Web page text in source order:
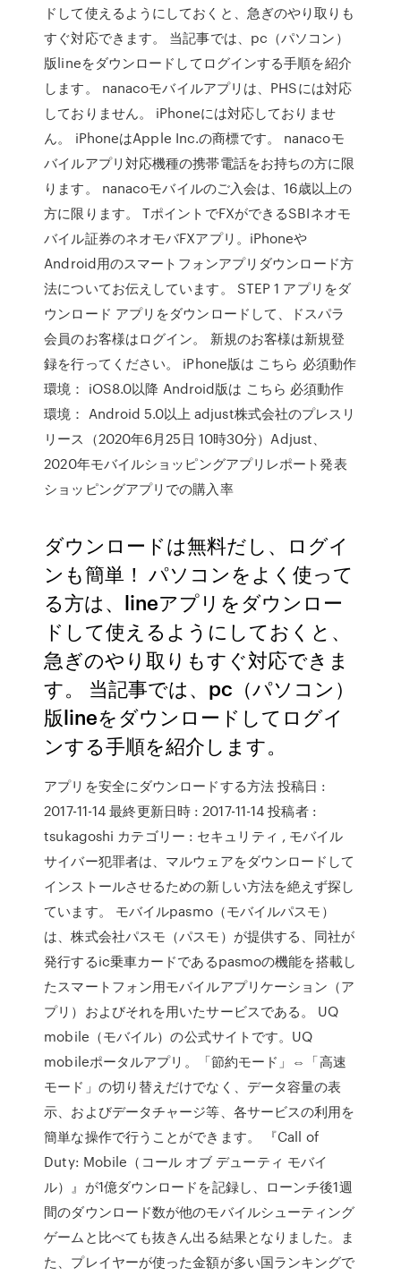
ドして使えるようにしておくと、急ぎのやり取りも
すぐ対応できます。 当記事では、pc（パソコン）
版lineをダウンロードしてログインする手順を紹介
します。 nanacoモバイルアプリは、PHSには対応
しておりません。 iPhoneには対応しておりませ
ん。 iPhoneはApple Inc.の商標です。 nanacoモ
バイルアプリ対応機種の携帯電話をお持ちの方に限
ります。 nanacoモバイルのご入会は、16歳以上の
方に限ります。 TポイントでFXができるSBIネオモ
バイル証券のネオモバFXアプリ。iPhoneや
Android用のスマートフォンアプリダウンロード方
法についてお伝えしています。 STEP 1 アプリをダ
ウンロード アプリをダウンロードして、ドスパラ
会員のお客様はログイン。 新規のお客様は新規登
録を行ってください。 iPhone版は こちら 必須動作
環境： iOS8.0以降 Android版は こちら 必須動作
環境： Android 5.0以上 adjust株式会社のプレスリ
リース（2020年6月25日 10時30分）Adjust、
2020年モバイルショッピングアプリレポート発表
ショッピングアプリでの購入率
ダウンロードは無料だし、ログイ
ンも簡単！ パソコンをよく使って
る方は、lineアプリをダウンロー
ドして使えるようにしておくと、
急ぎのやり取りもすぐ対応できま
す。 当記事では、pc（パソコン）
版lineをダウンロードしてログイ
ンする手順を紹介します。
アプリを安全にダウンロードする方法 投稿日 :
2017-11-14 最終更新日時 : 2017-11-14 投稿者 :
tsukagoshi カテゴリー : セキュリティ , モバイル
サイバー犯罪者は、マルウェアをダウンロードして
インストールさせるための新しい方法を絶えず探し
ています。 モバイルpasmo（モバイルパスモ）
は、株式会社パスモ（パスモ）が提供する、同社が
発行するic乗車カードであるpasmoの機能を搭載し
たスマートフォン用モバイルアプリケーション（ア
プリ）およびそれを用いたサービスである。 UQ
mobile（モバイル）の公式サイトです。UQ
mobileポータルアプリ。「節約モード」⇔「高速
モード」の切り替えだけでなく、データ容量の表
示、およびデータチャージ等、各サービスの利用を
簡単な操作で行うことができます。 『Call of
Duty: Mobile（コール オブ デューティ モバイ
ル）』が1億ダウンロードを記録し、ローンチ後1週
間のダウンロード数が他のモバイルシューティング
ゲームと比べても抜きん出る結果となりました。ま
た、プレイヤーが使った金額が多い国ランキングで